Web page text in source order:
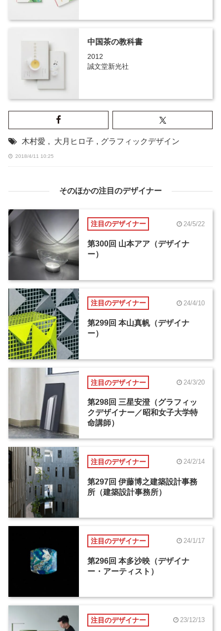
中国茶の教科書
2012
誠文堂新光社
木村愛 , 大月ヒロ子 , グラフィックデザイン
2018/4/11 10:25
そのほかの注目のデザイナー
注目のデザイナー 24/5/22
第300回 山本アア（デザイナ
ー）
注目のデザイナー 24/4/10
第299回 本山真帆（デザイナ
ー）
注目のデザイナー 24/3/20
第298回 三星安澄（グラフィッ
クデザイナー／昭和女子大学特
命講師）
注目のデザイナー 24/2/14
第297回 伊藤博之建築設計事務
所（建築設計事務所）
注目のデザイナー 24/1/17
第296回 本多沙映（デザイナ
ー・アーティスト）
注目のデザイナー 23/12/13